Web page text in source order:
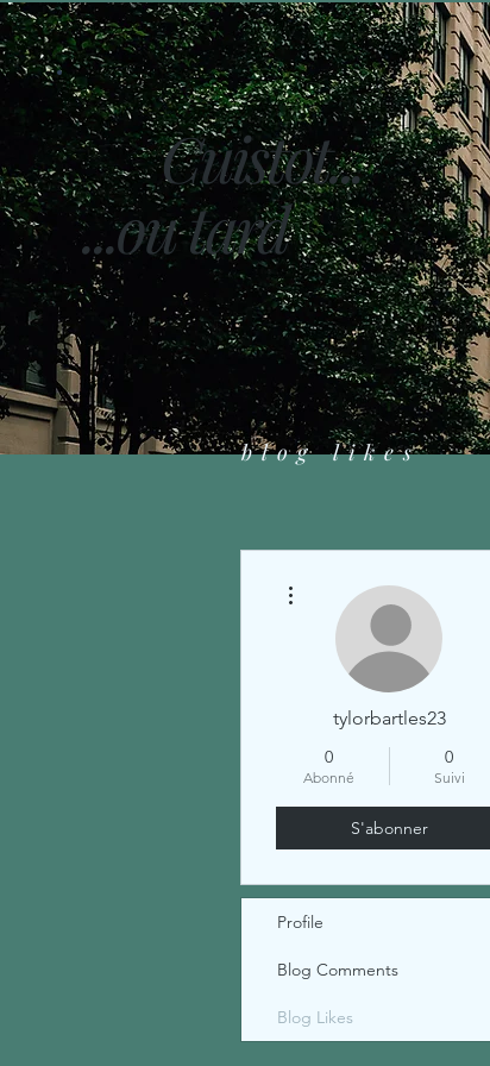
blog likes
tylorbartles23
0
Abonné
0
Suivi
S'abonner
Profile
Blog Comments
Blog Likes
Cuistot...
...ou tard